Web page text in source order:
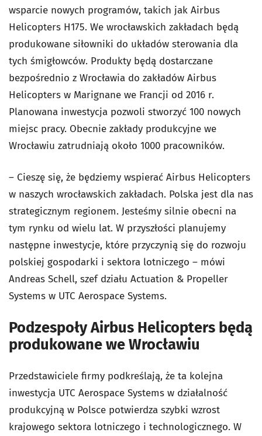
wsparcie nowych programów, takich jak Airbus
Helicopters H175. We wrocławskich zakładach będą
produkowane siłowniki do układów sterowania dla
tych śmigłowców. Produkty będą dostarczane
bezpośrednio z Wrocławia do zakładów Airbus
Helicopters w Marignane we Francji od 2016 r.
Planowana inwestycja pozwoli stworzyć 100 nowych
miejsc pracy. Obecnie zakłady produkcyjne we
Wrocławiu zatrudniają około 1000 pracowników.
– Cieszę się, że będziemy wspierać Airbus Helicopters
w naszych wrocławskich zakładach. Polska jest dla nas
strategicznym regionem. Jesteśmy silnie obecni na
tym rynku od wielu lat. W przyszłości planujemy
następne inwestycje, które przyczynią się do rozwoju
polskiej gospodarki i sektora lotniczego – mówi
Andreas Schell, szef działu Actuation & Propeller
Systems w UTC Aerospace Systems.
Podzespoły Airbus Helicopters będą
produkowane we Wrocławiu
Przedstawiciele firmy podkreślają, że ta kolejna
inwestycja UTC Aerospace Systems w działalność
produkcyjną w Polsce potwierdza szybki wzrost
krajowego sektora lotniczego i technologicznego. W